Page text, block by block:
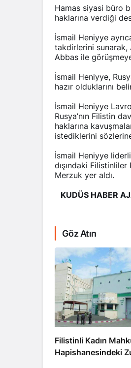
Hamas siyasi büro
haklarına verdiği
İsmail Heniyye
takdirlerini sunarak,
Abbas ile
İsmail Heniyye,
hazır olduklarını
İsmail Heniyye
Rusya’nın Filistin
haklarına
istediklerini
İsmail Heniyye
dışındaki
Merzuk yer aldı.
KUDÜS HABER
Göz Atın
Filistinli Kadın
Hapishanesindeki